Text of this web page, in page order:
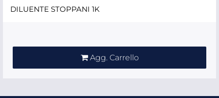
DILUENTE STOPPANI 1K
Agg. Carrello